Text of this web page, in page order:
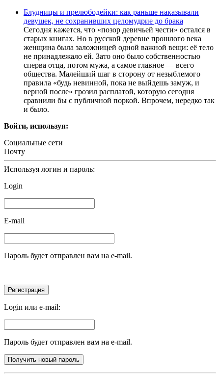
Блудницы и прелюбодейки: как раньше наказывали
девушек, не сохранивших целомудрие до брака
Сегодня кажется, что «позор девичьей чести» остался в
старых книгах. Но в русской деревне прошлого века
женщина была заложницей одной важной вещи: её тело
не принадлежало ей. Зато оно было собственностью
сперва отца, потом мужа, а самое главное — всего
общества. Малейший шаг в сторону от незыблемого
правила «будь невинной, пока не выйдешь замуж, и
верной после» грозил расплатой, которую сегодня
сравнили бы с публичной поркой. Впрочем, нередко так
и было.
Войти, используя:
Социальные сети
Почту
Используя логин и пароль:
Login
E-mail
Пароль будет отправлен вам на e-mail.
Login или e-mail:
Пароль будет отправлен вам на e-mail.